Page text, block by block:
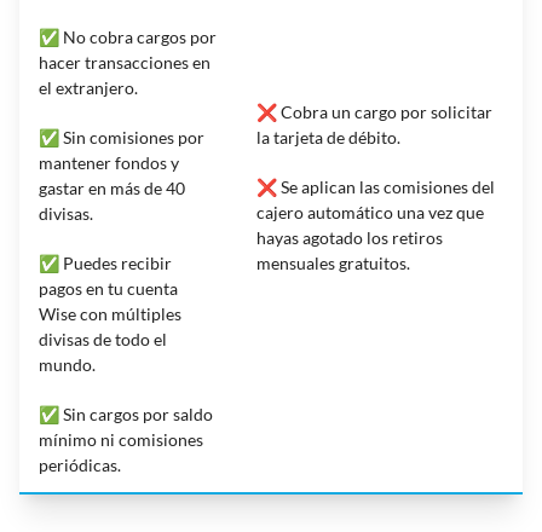
✅ No cobra cargos por
hacer transacciones en
el extranjero.
✅ Sin comisiones por
mantener fondos y
gastar en más de 40
divisas.
✅ Puedes recibir
pagos en tu cuenta
Wise con múltiples
divisas de todo el
mundo.
✅ Sin cargos por saldo
mínimo ni comisiones
periódicas.
❌ Cobra un cargo por solicitar
la tarjeta de débito.
❌ Se aplican las comisiones del
cajero automático una vez que
hayas agotado los retiros
mensuales gratuitos.